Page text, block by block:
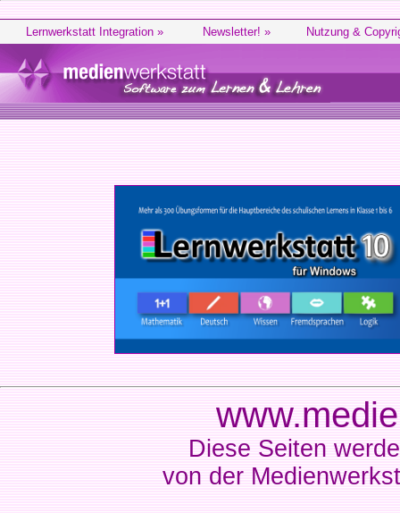
Lernwerkstatt Integration » Newsletter! » Nutzung &
Diese Seiten
von der